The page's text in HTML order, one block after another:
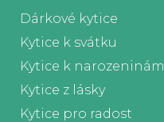
Dárkové kytice
Kytice k svátku
Kytice k narozeninám
Kytice z lásky
Kytice pro radost